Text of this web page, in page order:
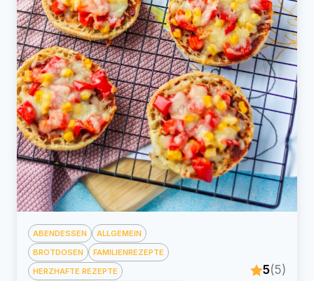
ABENDESSEN
ALLGEMEIN
BROTDOSEN
FAMILIENREZEPTE
HERZHAFTE REZEPTE
5(5)